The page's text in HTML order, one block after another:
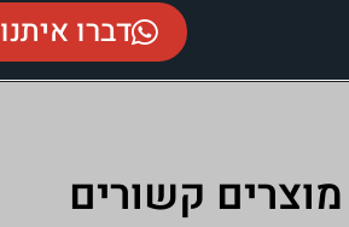
דברו איתנו
מוצרים קשורים